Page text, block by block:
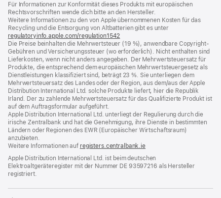
Für Informationen zur Konformität dieses Produkts mit europäischen
Rechtsvorschriften wende dich bitte an den Hersteller.
Weitere Informationen zu den von Apple übernommenen Kosten für das
Recycling und die Entsorgung von Altbatterien gibt es unter
regulatoryinfo.apple.com/regulation1542
ein
neues
Fenster)
Die Preise beinhalten die Mehrwertsteuer (19 %), anwendbare Copyright-
Gebühren und Versicherungssteuer (wo erforderlich). Nicht enthalten sind
Lieferkosten, wenn nicht anders angegeben. Der Mehrwertsteuersatz für
Produkte, die entsprechend dem europäischen Mehrwertsteuergesetz als
Dienstleistungen klassifiziert sind, beträgt 23 %. Sie unterliegen dem
Mehrwertsteuersatz des Landes oder der Region, aus dem/aus der Apple
Distribution International Ltd. solche Produkte liefert, hier die Republik
Irland. Der zu zahlende Mehrwertsteuersatz für das Qualifizierte Produkt ist
auf dem Auftragsformular aufgeführt.
Apple Distribution International Ltd. unterliegt der Regulierung durch die
irische Zentralbank und hat die Genehmigung, ihre Dienste in bestimmten
Ländern oder Regionen des EWR (Europäischer Wirtschaftsraum)
anzubieten.
Weitere Informationen auf registers.centralbank.ie
Apple Distribution International Ltd. ist beim deutschen
Elektroaltgeräteregister mit der Nummer DE 93597216 als Hersteller
registriert.